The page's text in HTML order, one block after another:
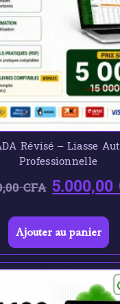
Révisé – Liasse
Professionnelle
CFA 5.000,00
Ajouter au panier